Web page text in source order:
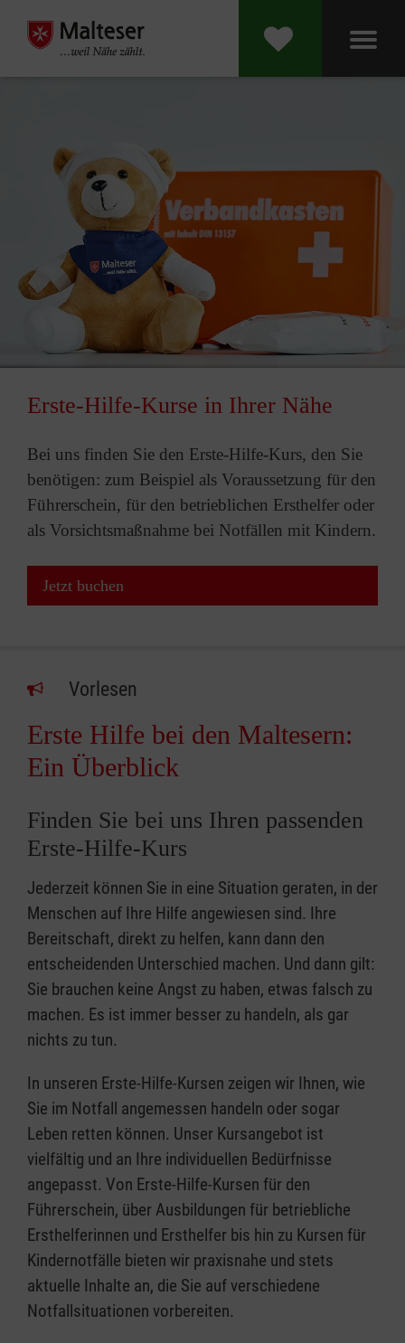
Erste-Hilfe-Kurse in Ihrer Nähe
Bei uns finden Sie den Erste-Hilfe-Kurs, den Sie
benötigen: zum Beispiel als Voraussetzung für den
Führerschein, für den betrieblichen Ersthelfer oder
als Vorsichtsmaßnahme bei Notfällen mit Kindern.
Jetzt buchen
Vorlesen
Erste Hilfe bei den Maltesern:
Ein Überblick
Finden Sie bei uns Ihren passenden
Erste-Hilfe-Kurs
Jederzeit können Sie in eine Situation geraten, in der
Menschen auf Ihre Hilfe angewiesen sind. Ihre
Bereitschaft, direkt zu helfen, kann dann den
entscheidenden Unterschied machen. Und dann gilt:
Sie brauchen keine Angst zu haben, etwas falsch zu
machen. Es ist immer besser zu handeln, als gar
nichts zu tun.
In unseren Erste-Hilfe-Kursen zeigen wir Ihnen, wie
Sie im Notfall angemessen handeln oder sogar
Leben retten können. Unser Kursangebot ist
vielfältig und an Ihre individuellen Bedürfnisse
angepasst. Von Erste-Hilfe-Kursen für den
Führerschein, über Ausbildungen für betriebliche
Ersthelferinnen und Ersthelfer bis hin zu Kursen für
Kindernotfälle bieten wir praxisnahe und stets
aktuelle Inhalte an, die Sie auf verschiedene
Notfallsituationen vorbereiten.